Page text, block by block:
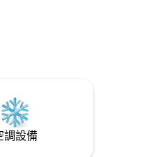
調設備